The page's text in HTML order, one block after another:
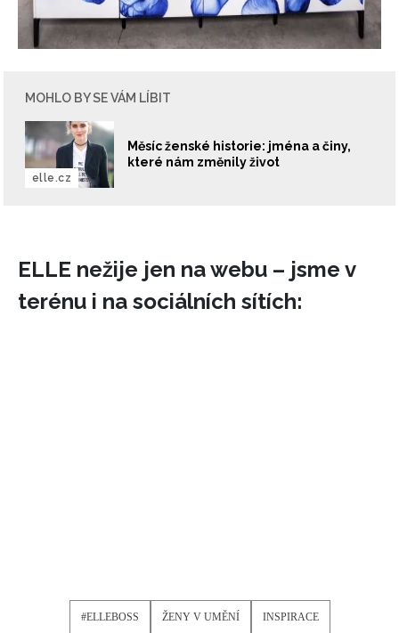
MOHLO BY SE VÁM LÍBIT
Měsíc ženské historie: jména a činy,
které nám změnily život
elle.cz
ELLE nežije jen na webu – jsme v
terénu i na sociálních sítích:
#ELLEBOSS ŽENY V UMĚNÍ INSPIRACE